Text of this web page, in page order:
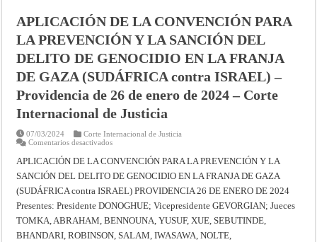
FORMAS
DE
DISCRIMINACIÓN
RACIAL
contra
FEDERACIÓN
RUSA)
Sentencia
de
31
de
de
2024
Corte
de
Justicia
APLICACIÓN DE LA CONVENCIÓN PARA
LA PREVENCIÓN Y LA SANCIÓN DEL
DELITO DE GENOCIDIO EN LA FRANJA
DE GAZA (SUDÁFRICA contra ISRAEL) –
Providencia de 26 de enero de 2024 – Corte
Internacional de Justicia
07/03/2024
Corte Internacional de Justicia
Comentarios desactivadosen
DE
CONVENCIÓN
LA
PREVENCIÓN
Y
LA
DEL
APLICACIÓN DE LA CONVENCIÓN PARA LA PREVENCIÓN Y LA
SANCIÓN DEL DELITO DE GENOCIDIO EN LA FRANJA DE GAZA
(SUDÁFRICA contra ISRAEL) PROVIDENCIA 26 DE ENERO DE 2024
Presentes: Presidente DONOGHUE; Vicepresidente GEVORGIAN; Jueces
TOMKA, ABRAHAM, BENNOUNA, YUSUF, XUE, SEBUTINDE,
BHANDARI, ROBINSON, SALAM, IWASAWA, NOLTE,